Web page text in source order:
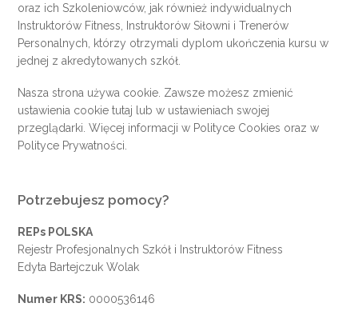
oraz ich Szkoleniowców, jak również indywidualnych
Instruktorów Fitness, Instruktorów Siłowni i Trenerów
Personalnych, którzy otrzymali dyplom ukończenia kursu w
jednej z akredytowanych szkół.
Nasza strona używa cookie. Zawsze możesz zmienić
ustawienia cookietutaj lub w ustawieniach swojej
przeglądarki. Więcej informacji w Polityce Cookies oraz w
Polityce Prywatności
Potrzebujesz pomocy?
REPs POLSKA
Rejestr Profesjonalnych Szkół i Instruktorów Fitness
Edyta Bartejczuk Wolak
Numer KRS: 0000536146